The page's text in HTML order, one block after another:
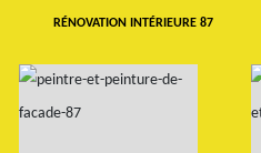
RÉNOVATION INTÉRIEURE 87